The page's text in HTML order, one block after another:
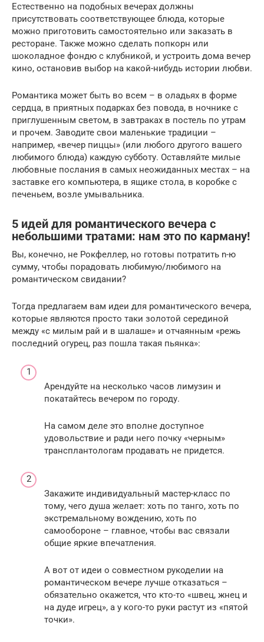
Естественно на подобных вечерах должны
присутствовать соответствующее блюда, которые
можно приготовить самостоятельно или заказать в
ресторане. Также можно сделать попкорн или
шоколадное фондю с клубникой, и устроить дома вечер
кино, остановив выбор на какой-нибудь истории любви.
Романтика может быть во всем – в оладьях в форме
сердца, в приятных подарках без повода, в ночнике с
приглушенным светом, в завтраках в постель по утрам
и прочем. Заводите свои маленькие традиции –
например, «вечер пиццы» (или любого другого вашего
любимого блюда) каждую субботу. Оставляйте милые
любовные послания в самых неожиданных местах – на
заставке его компьютера, в ящике стола, в коробке с
печеньем, возле умывальника.
5 идей для романтического вечера с
небольшими тратами: нам это по карману!
Вы, конечно, не Рокфеллер, но готовы потратить n-ю
сумму, чтобы порадовать любимую/любимого на
романтическом свидании?
Тогда предлагаем вам идеи для романтического вечера,
которые являются просто таки золотой серединой
между «с милым рай и в шалаше» и отчаянным «режь
последний огурец, раз пошла такая пьянка»:
Арендуйте на несколько часов лимузин и
покатайтесь вечером по городу.
На самом деле это вполне доступное
удовольствие и ради него почку «черным»
трансплантологам продавать не придется.
Закажите индивидуальный мастер-класс по
тому, чего душа желает: хоть по танго, хоть по
экстремальному вождению, хоть по
самообороне – главное, чтобы вас связали
общие яркие впечатления.
А вот от идеи о совместном рукоделии на
романтическом вечере лучше отказаться –
обязательно окажется, что кто-то «швец, жнец и
на дуде игрец», а у кого-то руки растут из «пятой
точки».